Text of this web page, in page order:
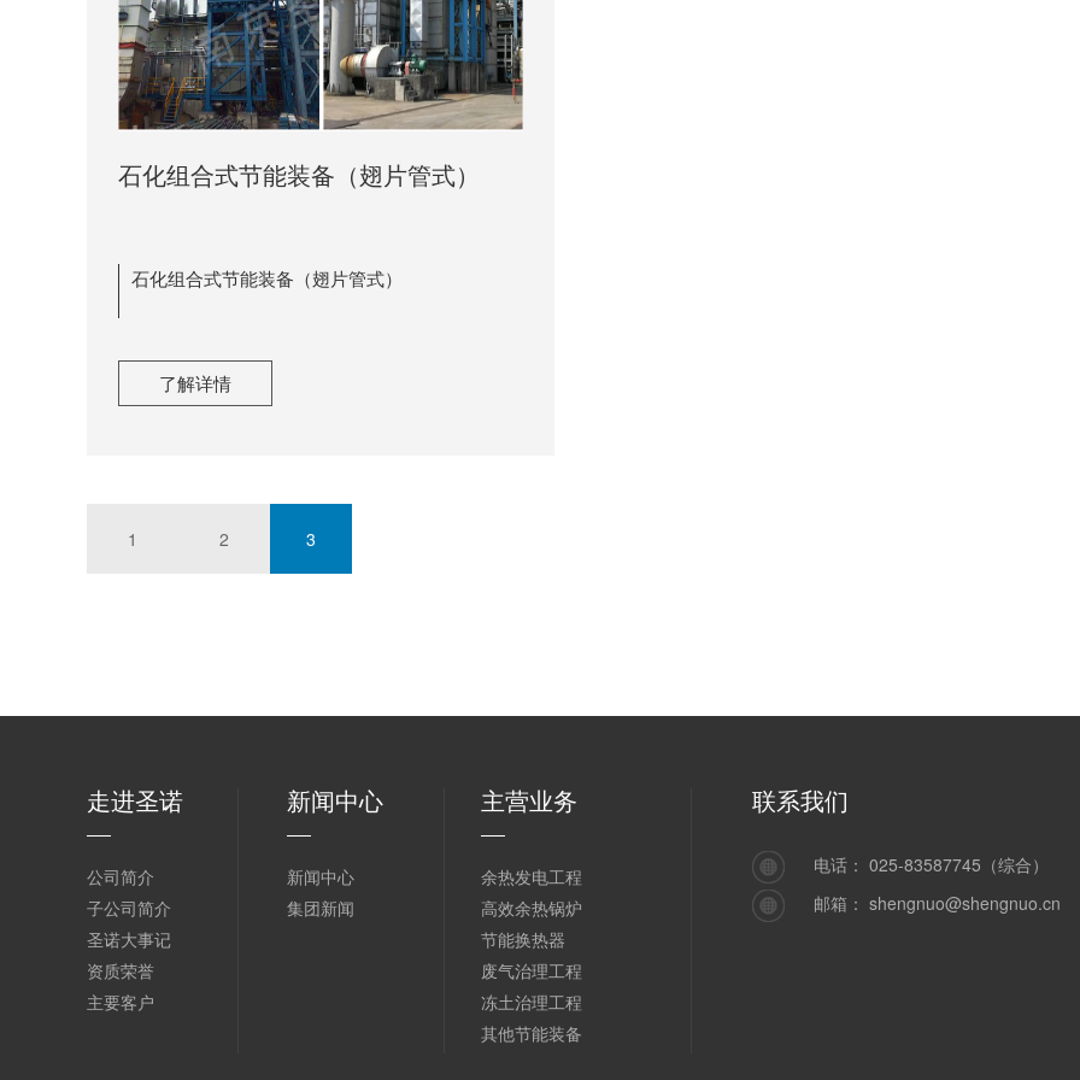
石化组合式节能装备（翅片管式）
石化组合式节能装备（翅片管式）
了解详情
1 2 3
走进圣诺
公司简介
子公司简介
圣诺大事记
资质荣誉
主要客户
新闻中心
新闻中心
集团新闻
主营业务
余热发电工程
高效余热锅炉
节能换热器
废气治理工程
冻土治理工程
其他节能装备
联系我们
电话： 025-83587745（综合）
邮箱： shengnuo@shengnuo.cn